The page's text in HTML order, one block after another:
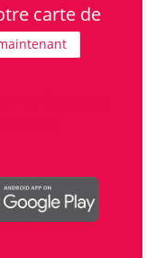
carte de